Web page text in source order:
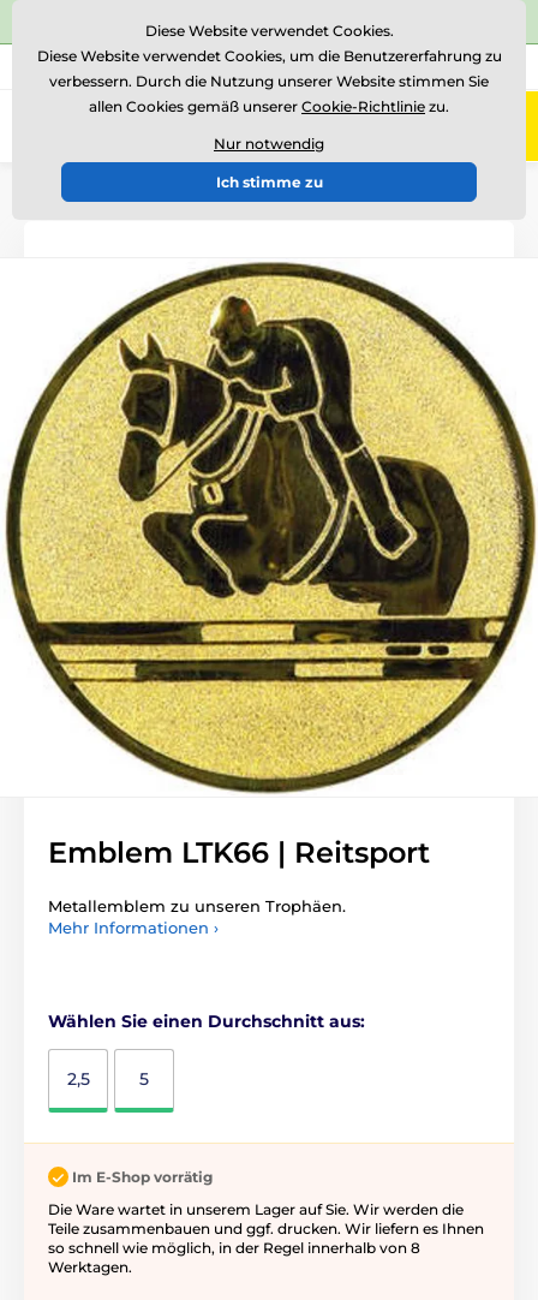
⭐Siehe 504 verifizierte Bewertungen auf
Rufen Sie uns an (Mo-Fr 15-18) +43 676 361 37 22
0
Einführung Logotypen und Embleme
Emblem LTK66 | Reitsport
Metallemblem zu unseren Trophäen.
Mehr Informationen ›
Wählen Sie einen Durchschnitt aus:
2,5 5
Im E-Shop vorrätig
Die Ware wartet in unserem Lager auf Sie. Wir werden die
Teile zusammenbauen und ggf. drucken. Wir liefern es Ihnen
so schnell wie möglich, in der Regel innerhalb von 8
Werktagen.
Diese Website verwendet Cookies.
Diese Website verwendet Cookies, um die Benutzererfahrung zu
verbessern. Durch die Nutzung unserer Website stimmen Sie
allen Cookies gemäß unserer Cookie-Richtlinie zu.
Nur notwendig
Ich stimme zu